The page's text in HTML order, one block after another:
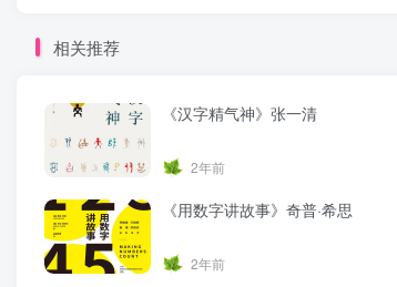
相关推荐
《汉字精气神》张一清
2年前
《用数字讲故事》奇普·希思
2年前